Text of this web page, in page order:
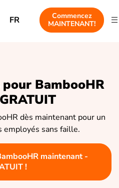
FR
Commencez
MAINTENANT!
BambooHR
dès maintenant pour un
employés sans faille.
maintenant -
!